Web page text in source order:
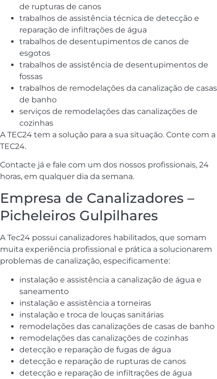
de rupturas de canos
trabalhos de assistência técnica de detecção e
reparação de infiltrações de água
trabalhos de desentupimentos de canos de
esgotos
trabalhos de assistência de desentupimentos de
fossas
trabalhos de remodelações da canalização de casas
de banho
serviços de remodelações das canalizações de
cozinhas
A TEC24 tem a solução para a sua situação. Conte com a
TEC24.
Contacte já e fale com um dos nossos profissionais, 24
horas, em qualquer dia da semana.
Empresa de Canalizadores –
Picheleiros Gulpilhares
A Tec24 possui canalizadores habilitados, que somam
muita experiência profissional e prática a solucionarem
problemas de canalização, especificamente:
instalação e assistência a canalização de água e
saneamento
instalação e assistência a torneiras
instalação e troca de louças sanitárias
remodelações das canalizações de casas de banho
remodelações das canalizações de cozinhas
detecção e reparação de fugas de água
detecção e reparação de rupturas de canos
detecção e reparação de infiltrações de água